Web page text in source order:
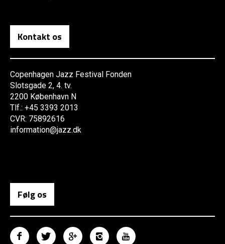
Kontakt os
Copenhagen Jazz Festival Fonden
Slotsgade 2, 4. tv.
2200 København N
Tlf.: +45 3393 2013
CVR: 75892616
information@jazz.dk
Følg os